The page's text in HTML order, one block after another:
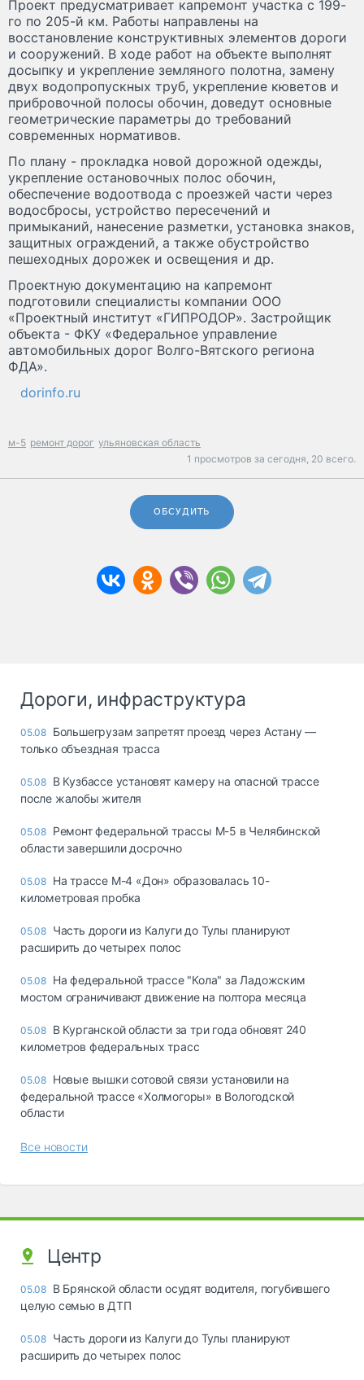
Проект предусматривает капремонт участка с 199-
го по 205-й км. Работы направлены на
восстановление конструктивных элементов дороги
и сооружений. В ходе работ на объекте выполнят
досыпку и укрепление земляного полотна, замену
двух водопропускных труб, укрепление кюветов и
прибровочной полосы обочин, доведут основные
геометрические параметры до требований
современных нормативов.
По плану - прокладка новой дорожной одежды,
укрепление остановочных полос обочин,
обеспечение водоотвода с проезжей части через
водосбросы, устройство пересечений и
примыканий, нанесение разметки, установка знаков,
защитных ограждений, а также обустройство
пешеходных дорожек и освещения и др.
Проектную документацию на капремонт
подготовили специалисты компании ООО
«Проектный институт «ГИПРОДОР». Застройщик
объекта - ФКУ «Федеральное управление
автомобильных дорог Волго-Вятского региона
ФДА».
dorinfo.ru
м-5 ремонт дорог ульяновская область
1 просмотров за сегодня, 20 всего.
ОБСУДИТЬ
Дороги, инфраструктура
05.08 Большегрузам запретят проезд через Астану —
только объездная трасса
05.08 В Кузбассе установят камеру на опасной трассе
после жалобы жителя
05.08 Ремонт федеральной трассы М-5 в Челябинской
области завершили досрочно
05.08 На трассе М-4 «Дон» образовалась 10-
километровая пробка
05.08 Часть дороги из Калуги до Тулы планируют
расширить до четырех полос
05.08 На федеральной трассе "Кола" за Ладожским
мостом ограничивают движение на полтора месяца
05.08 В Курганской области за три года обновят 240
километров федеральных трасс
05.08 Новые вышки сотовой связи установили на
федеральной трассе «Холмогоры» в Вологодской
области
Все новости
Центр
05.08 В Брянской области осудят водителя, погубившего
целую семью в ДТП
05.08 Часть дороги из Калуги до Тулы планируют
расширить до четырех полос